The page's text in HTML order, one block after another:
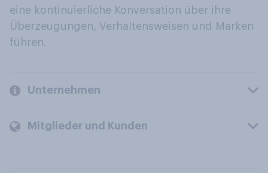
eine kontinuierliche Konversation über ihre
Überzeugungen, Verhaltensweisen und Marken
führen.
Unternehmen
Mitglieder und Kunden